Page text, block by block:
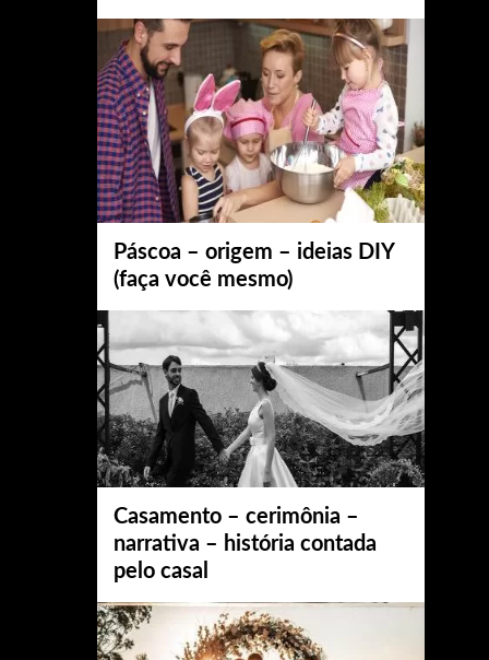
Páscoa – origem – ideias DIY
(faça você mesmo)
Casamento – cerimônia –
narrativa – história contada
pelo casal